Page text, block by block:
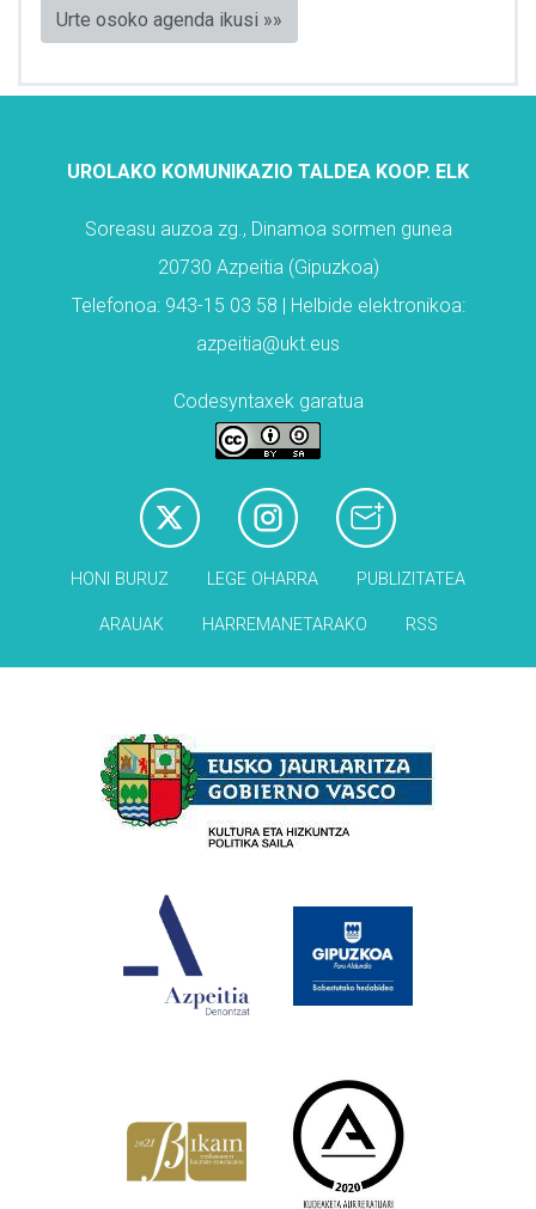
Urte osoko agenda ikusi »»
UROLAKO KOMUNIKAZIO TALDEA KOOP. ELK
Soreasu auzoa zg., Dinamoa sormen gunea
20730 Azpeitia (Gipuzkoa)
Telefonoa: 943-15 03 58 | Helbide elektronikoa:
azpeitia@ukt.eus
Codesyntaxek garatua
HONI BURUZ LEGE OHARRA PUBLIZITATEA
ARAUAK HARREMANETARAKO RSS